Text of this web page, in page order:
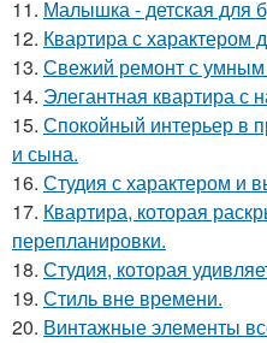
11. Малышка - детская для
12. Квартира с характером
13. Свежий ремонт с умным
14. Элегантная квартира с
15. Спокойный интерьер в
и сына.
16. Студия с характером и
17. Квартира, которая
перепланировки.
18. Студия, которая
19. Стиль вне времени.
20. Винтажные элементы